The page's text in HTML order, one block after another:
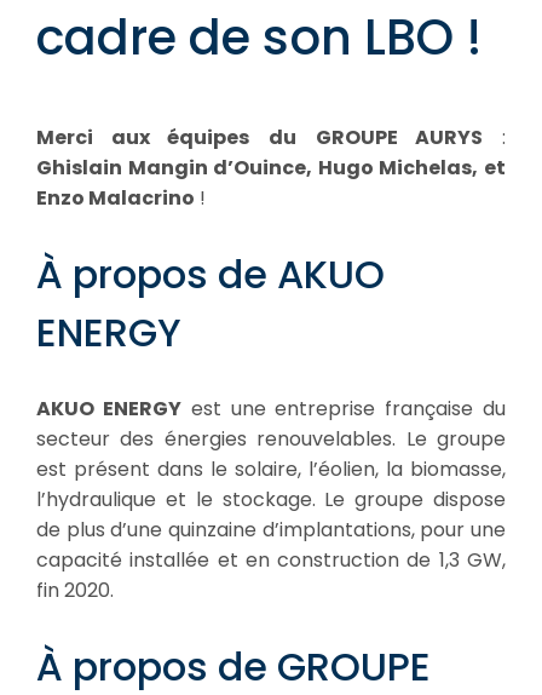
cadre de son LBO !
Merci aux équipes du GROUPE AURYS :
Ghislain Mangin d’Ouince, Hugo Michelas, et
Enzo Malacrino !
À propos de AKUO
ENERGY
AKUO ENERGYest une entreprise française du
secteur des énergies renouvelables. Le groupe
est présent dans le solaire, l’éolien, la biomasse,
l’hydraulique et le stockage. Le groupe dispose
de plus d’une quinzaine d’implantations, pour une
capacité installée et en construction de 1,3 GW,
fin 2020.
À propos de GROUPE